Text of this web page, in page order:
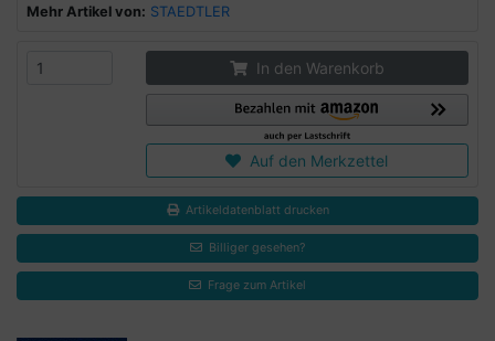
Mehr Artikel von: STAEDTLER
In den Warenkorb
Auf den Merkzettel
Artikeldatenblatt drucken
Billiger gesehen?
Frage zum Artikel